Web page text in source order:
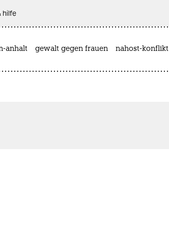
hilfe
anhalt gewalt gegen frauen nahost-konflikt